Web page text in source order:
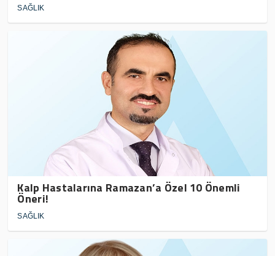
SAĞLIK
Kalp Hastalarına Ramazan’a Özel 10 Önemli
Öneri!
SAĞLIK